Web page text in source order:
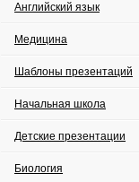
Английский язык
Медицина
Шаблоны презентаций
Начальная школа
Детские презентации
Биология